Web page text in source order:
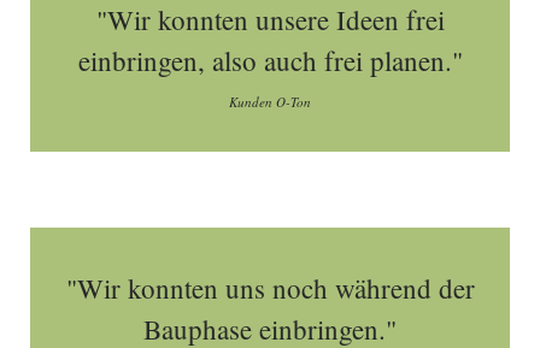
"Wir konnten unsere Ideen frei
einbringen, also auch frei planen."
Kunden O-Ton
"Wir konnten uns noch während der
Bauphase einbringen."